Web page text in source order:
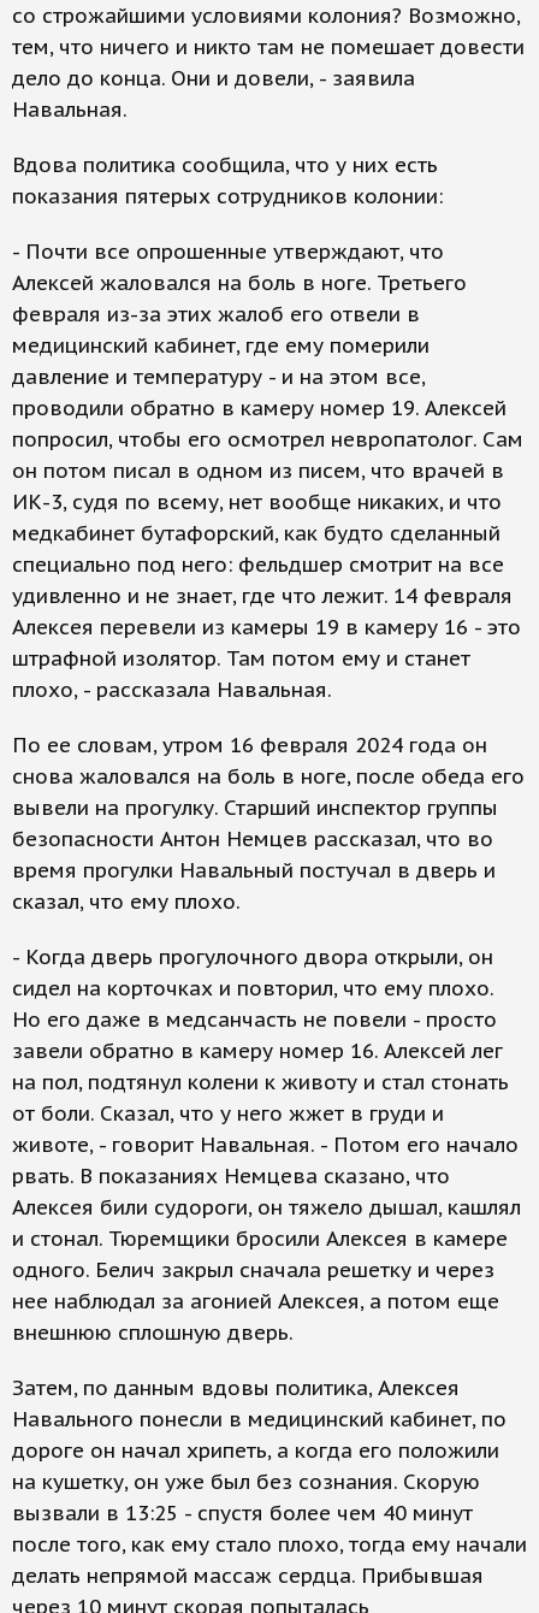
со строжайшими условиями колония? Возможно,
тем, что ничего и никто там не помешает довести
дело до конца. Они и довели, - заявила
Навальная.
Вдова политика сообщила, что у них есть
показания пятерых сотрудников колонии:
- Почти все опрошенные утверждают, что
Алексей жаловался на боль в ноге. Третьего
февраля из-за этих жалоб его отвели в
медицинский кабинет, где ему померили
давление и температуру - и на этом все,
проводили обратно в камеру номер 19. Алексей
попросил, чтобы его осмотрел невропатолог. Сам
он потом писал в одном из писем, что врачей в
ИК-3, судя по всему, нет вообще никаких, и что
медкабинет бутафорский, как будто сделанный
специально под него: фельдшер смотрит на все
удивленно и не знает, где что лежит. 14 февраля
Алексея перевели из камеры 19 в камеру 16 - это
штрафной изолятор. Там потом ему и станет
плохо, - рассказала Навальная.
По ее словам, утром 16 февраля 2024 года он
снова жаловался на боль в ноге, после обеда его
вывели на прогулку. Старший инспектор группы
безопасности Антон Немцев рассказал, что во
время прогулки Навальный постучал в дверь и
сказал, что ему плохо.
- Когда дверь прогулочного двора открыли, он
сидел на корточках и повторил, что ему плохо.
Но его даже в медсанчасть не повели - просто
завели обратно в камеру номер 16. Алексей лег
на пол, подтянул колени к животу и стал стонать
от боли. Сказал, что у него жжет в груди и
животе, - говорит Навальная. - Потом его начало
рвать. В показаниях Немцева сказано, что
Алексея били судороги, он тяжело дышал, кашлял
и стонал. Тюремщики бросили Алексея в камере
одного. Белич закрыл сначала решетку и через
нее наблюдал за агонией Алексея, а потом еще
внешнюю сплошную дверь.
Затем, по данным вдовы политика, Алексея
Навального понесли в медицинский кабинет, по
дороге он начал хрипеть, а когда его положили
на кушетку, он уже был без сознания. Скорую
вызвали в 13:25 - спустя более чем 40 минут
после того, как ему стало плохо, тогда ему начали
делать непрямой массаж сердца. Прибывшая
через 10 минут скорая попыталась